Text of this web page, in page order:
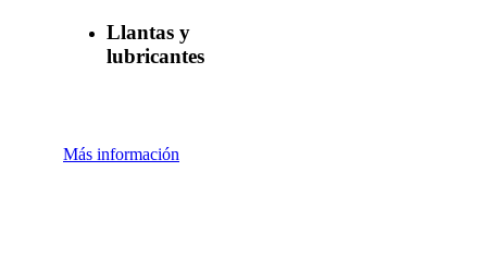
Llantas y
lubricantes
Más información